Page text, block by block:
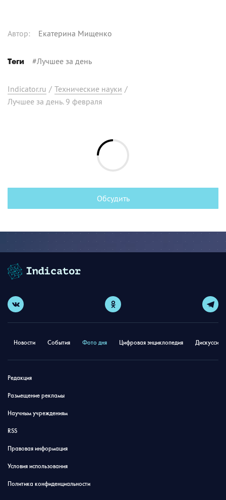
Автор: Екатерина Мищенко
Теги #Лучшее за день
Indicator.ru / Технические науки /
Лучшее за день. 9 февраля
Обсудить
Новости События Фото дня Цифровая энциклопедия
Редакция
Размещение рекламы
Научным учреждениям
RSS
Правовая информация
Условия использования
Политика конфиденциальности